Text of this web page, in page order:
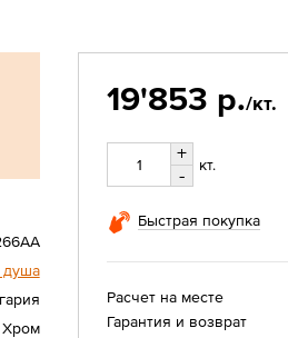
Хром
19'853 р./кт.
+
-
кт.
Быстрая покупка
Расчет на месте
Гарантия и возврат